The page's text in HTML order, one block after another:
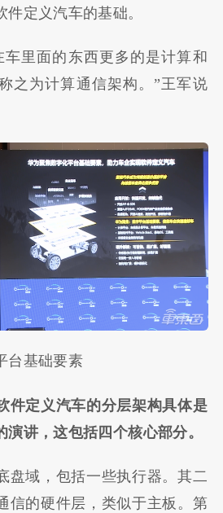
定义汽车的基础。
车里面的东西更多的是计算和
之为计算通信架构。”王军说
台基础要素
件定义汽车的分层架构具体是
讲，这包括四个核心部分。
盘域，包括一些执行器。其二
信的硬件层，类似于主板。第